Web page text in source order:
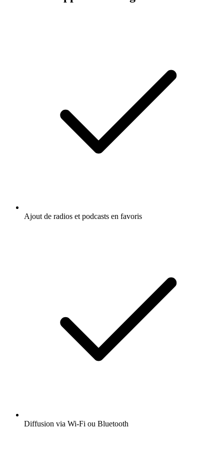
Ajout de radios et podcasts en favoris
Diffusion via Wi-Fi ou Bluetooth